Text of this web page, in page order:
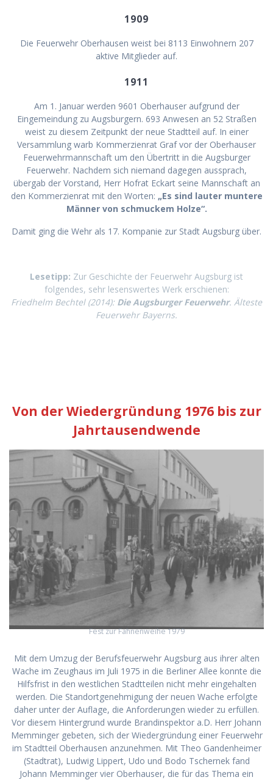
1909
Die Feuerwehr Oberhausen weist bei 8113 Einwohnern 207
aktive Mitglieder auf.
1911
Am 1. Januar werden 9601 Oberhauser aufgrund der
Eingemeindung zu Augsburgern. 693 Anwesen an 52 Straßen
weist zu diesem Zeitpunkt der neue Stadtteil auf. In einer
Versammlung warb Kommerzienrat Graf vor der Oberhauser
Feuerwehrmannschaft um den Übertritt in die Augsburger
Feuerwehr. Nachdem sich niemand dagegen aussprach,
übergab der Vorstand, Herr Hofrat Eckart seine Mannschaft an
den Kommerzienrat mit den Worten: „Es sind lauter muntere
Männer von schmuckem Holze“.
Damit ging die Wehr als 17. Kompanie zur Stadt Augsburg über.
Lesetipp: Zur Geschichte der Feuerwehr Augsburg ist
folgendes, sehr lesenswertes Werk erschienen:
Friedhelm Bechtel (2014): Die Augsburger Feuerwehr. Älteste
Feuerwehr Bayerns.
Von der Wiedergründung 1976 bis zur
Jahrtausendwende
Fest zur Fahnenweihe 1979
Mit dem Umzug der Berufsfeuerwehr Augsburg aus ihrer alten
Wache im Zeughaus im Juli 1975 in die Berliner Allee konnte die
Hilfsfrist in den westlichen Stadtteilen nicht mehr eingehalten
werden. Die Standortgenehmigung der neuen Wache erfolgte
daher unter der Auflage, die Anforderungen wieder zu erfüllen.
Vor diesem Hintergrund wurde Brandinspektor a.D. Herr Johann
Memminger gebeten, sich der Wiedergründung einer Feuerwehr
im Stadtteil Oberhausen anzunehmen. Mit Theo Gandenheimer
(Stadtrat), Ludwig Lippert, Udo und Bodo Tschernek fand
Johann Memminger vier Oberhauser, die für das Thema ein